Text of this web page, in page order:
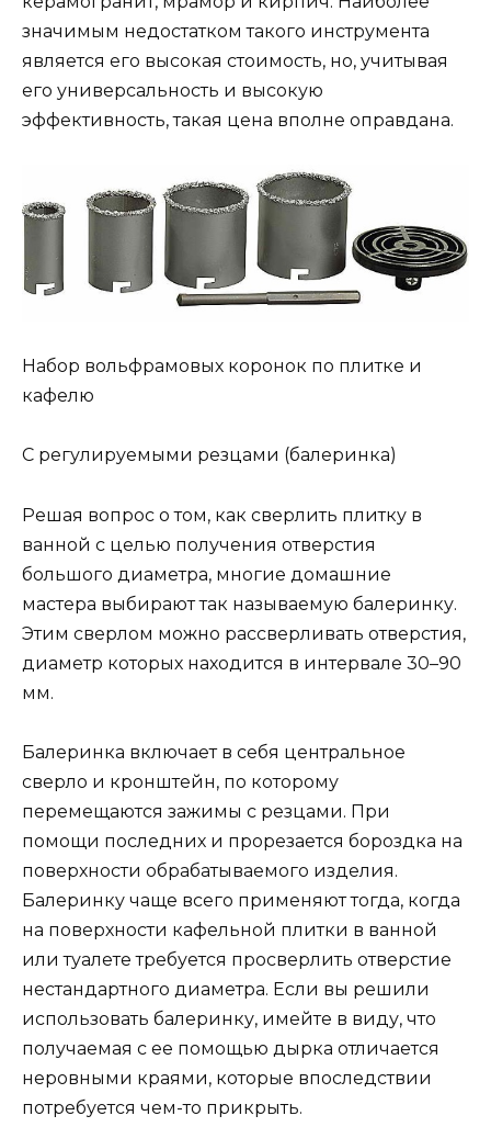
значимым недостатком такого инструмента
является его высокая стоимость, но, учитывая
его универсальность и высокую
эффективность, такая цена вполне оправдана.
Набор вольфрамовых коронок по плитке и
кафелю
С регулируемыми резцами (балеринка)
Решая вопрос о том, как сверлить плитку в
ванной с целью получения отверстия
большого диаметра, многие домашние
мастера выбирают так называемую балеринку.
Этим сверлом можно рассверливать отверстия,
диаметр которых находится в интервале 30–90
мм.
Балеринка включает в себя центральное
сверло и кронштейн, по которому
перемещаются зажимы с резцами. При
помощи последних и прорезается бороздка на
поверхности обрабатываемого изделия.
Балеринку чаще всего применяют тогда, когда
на поверхности кафельной плитки в ванной
или туалете требуется просверлить отверстие
нестандартного диаметра. Если вы решили
использовать балеринку, имейте в виду, что
получаемая с ее помощью дырка отличается
неровными краями, которые впоследствии
потребуется чем-то прикрыть.